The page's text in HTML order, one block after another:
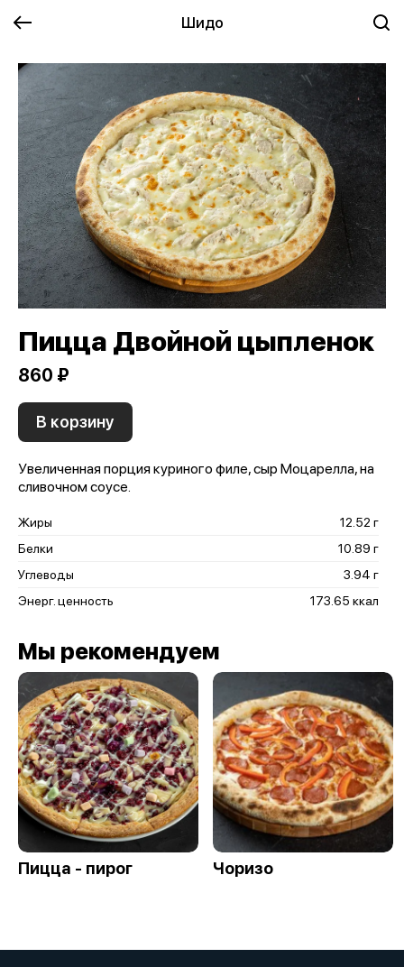
Шидо
Пицца Двойной цыпленок
860 ₽
В корзину
Увеличенная порция куриного филе, сыр Моцарелла, на
сливочном соусе.
Жиры
12.52 г
Белки
10.89 г
Углеводы
3.94 г
Энерг. ценность
173.65 ккал
Мы рекомендуем
Пицца - пирог Чоризо